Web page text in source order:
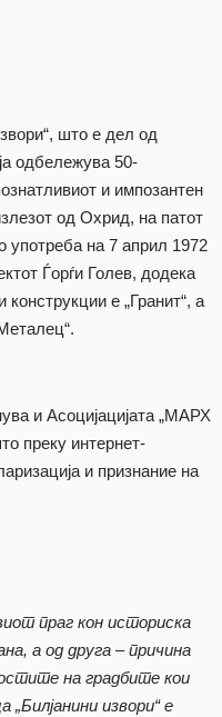
што е дел од
одбележува 50-
и импозантен
од Охрид, на патот
употреба на 7 април 1972
Ѓорѓи Голев, додека
е „Гранит“, а
и Асоцијацијата „МАРХ
преку интернет-
и признание на
праг кон историска
а од друга – причина
на градбите кои
извори“ е